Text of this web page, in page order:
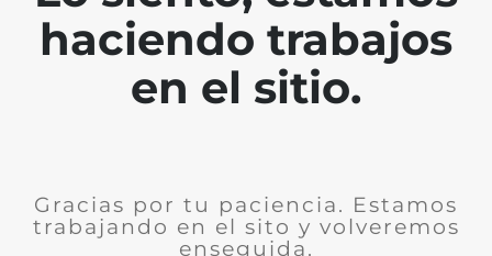
haciendo trabajos
en el sitio.
Gracias por tu paciencia. Estamos
trabajando en el sito y volveremos
enseguida.